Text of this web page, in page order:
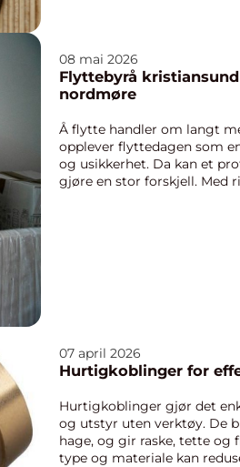
08 mai 2026
Flyttebyrå kristiansund trygg og effektiv flytting på
nordmøre
Å flytte handler om langt
opplever flyttedagen som
og usikkerhet. Da kan et
gjøre en stor forskjell.
07 april 2026
Hurtigkoblinger for
Hurtigkoblinger gjør det
og utstyr uten verktøy. De
hage, og gir raske, tette og
type og materiale kan